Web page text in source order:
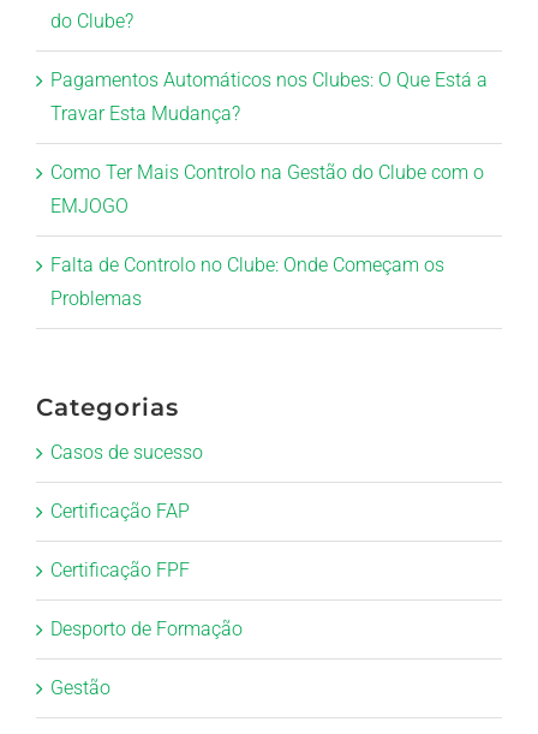
do Clube?
Pagamentos Automáticos nos Clubes: O Que Está a
Travar Esta Mudança?
Como Ter Mais Controlo na Gestão do Clube com o
EMJOGO
Falta de Controlo no Clube: Onde Começam os
Problemas
Categorias
Casos de sucesso
Certificação FAP
Certificação FPF
Desporto de Formação
Gestão